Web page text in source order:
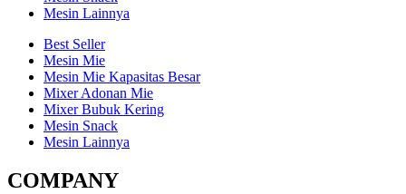
Mesin Lainnya
Best Seller
Mesin Mie
Mesin Mie Kapasitas Besar
Mixer Adonan Mie
Mixer Bubuk Kering
Mesin Snack
Mesin Lainnya
COMPANY